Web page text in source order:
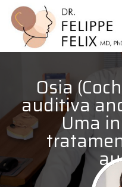
Osia
auditiva
Uma